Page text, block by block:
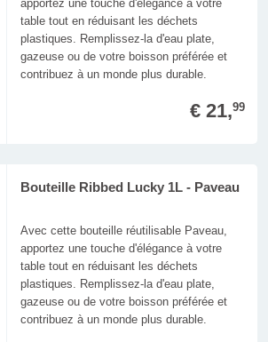
apportez une touche d'élégance à votre
table tout en réduisant les déchets
plastiques. Remplissez-la d'eau plate,
gazeuse ou de votre boisson préférée et
contribuez à un monde plus durable.
€ 21,99
Bouteille Ribbed Lucky 1L - Paveau
Avec cette bouteille réutilisable Paveau,
apportez une touche d'élégance à votre
table tout en réduisant les déchets
plastiques. Remplissez-la d'eau plate,
gazeuse ou de votre boisson préférée et
contribuez à un monde plus durable.